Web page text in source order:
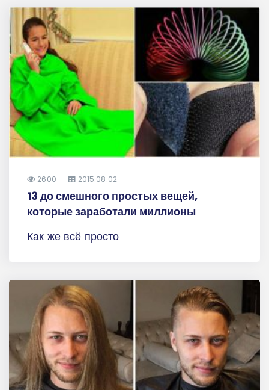
2600 2015.08.02
13 до смешного простых вещей,
которые заработали миллионы
Как же всё просто